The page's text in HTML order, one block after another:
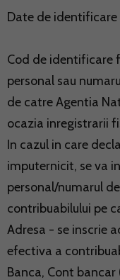
Date de
Cod de identificare
personal sau
de catre Agentia
ocazia inregistrarii
In cazul in care
imputernicit, se va
personal/numarul
contribuabilului pe
Adresa - se inscrie
efectiva a
Banca, Cont bancar